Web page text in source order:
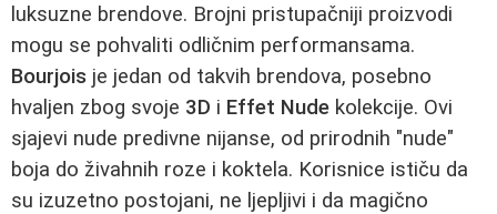
luksuzne brendove. Brojni pristupačniji proizvodi
mogu se pohvaliti odličnim performansama.
Bourjois je jedan od takvih brendova, posebno
hvaljen zbog svoje 3D i Effet Nude kolekcije. Ovi
sjajevi nude predivne nijanse, od prirodnih "nude"
boja do živahnih roze i koktela. Korisnice ističu da
su izuzetno postojani, ne ljepljivi i da magično